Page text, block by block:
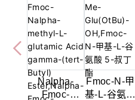
Nalpha-
Fmoc-
Fmoc-N-甲
基-L-谷氨酸